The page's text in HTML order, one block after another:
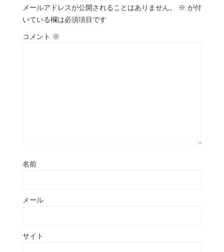
メールアドレスが公開されることはありません。 ※ が付
いている欄は必須項目です
コメント ※
名前
メール
サイト